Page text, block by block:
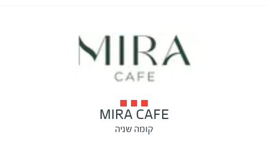
MIRA CAFE
קומה שניה